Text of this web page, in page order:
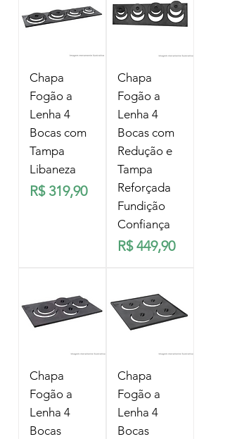
Chapa
Fogão a
Lenha 4
Bocas com
Tampa
Libaneza
Preço
R$ 319,90
Chapa
Fogão a
Lenha 4
Bocas com
Redução e
Tampa
Reforçada
Fundição
Confiança
Preço
R$ 449,90
Chapa
Fogão a
Lenha 4
Bocas
Chapa
Fogão a
Lenha 4
Bocas